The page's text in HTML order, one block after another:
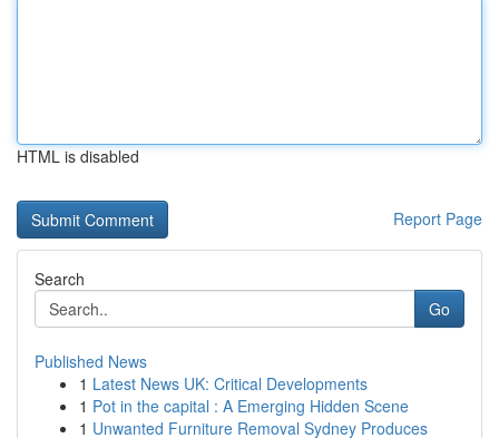
HTML is disabled
Report Page
Search
Go
Published News
1 Latest News UK: Critical Developments
1 Pot in the capital : A Emerging Hidden Scene
1 Unwanted Furniture Removal Sydney Produces